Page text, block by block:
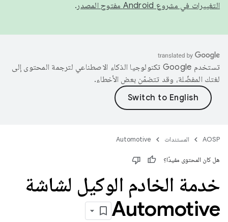
التغييرات في مشروع Android مفتوح المصدر
.
تستخدم Google تكنولوجيا الذكاء الاصطناعي لترجمة المحتوى إلى
لغتك المفضّلة، وقد تتضمّن بعض الأخطاء.
AOSP المستندات Automotive
هل كان المحتوى مفيدًا؟
خدمة الخادم الوكيل لشاشة
Automotive